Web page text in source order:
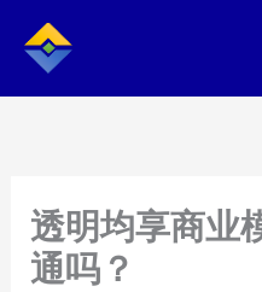
透明均享商业
通吗？